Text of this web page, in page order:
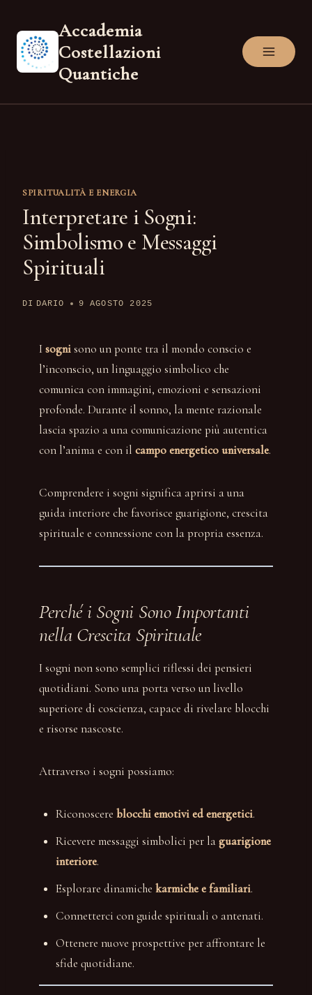
contenuto
Accademia
Costellazioni
Quantiche
SPIRITUALITÀ E ENERGIA
Interpretare i Sogni:
Simbolismo e Messaggi
Spirituali
DI DARIO 9 AGOSTO 2025
I sognisono un ponte tra il mondo conscio e
l’inconscio, un linguaggio simbolico che
comunica con immagini, emozioni e sensazioni
profonde. Durante il sonno, la mente razionale
lascia spazio a una comunicazione più autentica
con l’anima e con il campo energetico universale.
Comprendere i sogni significa aprirsi a una
guida interiore che favorisce guarigione, crescita
spirituale e connessione con la propria essenza.
Perché i Sogni Sono Importanti
nella Crescita Spirituale
I sogni non sono semplici riflessi dei pensieri
quotidiani. Sono una porta verso un livello
superiore di coscienza, capace di rivelare blocchi
e risorse nascoste.
Attraverso i sogni possiamo:
Riconoscere blocchi emotivi ed energetici.
Ricevere messaggi simbolici per laguarigione
interiore.
Esplorare dinamiche karmiche e familiari.
Connetterci con guide spirituali o antenati.
Ottenere nuove prospettive per affrontare le
sfide quotidiane.